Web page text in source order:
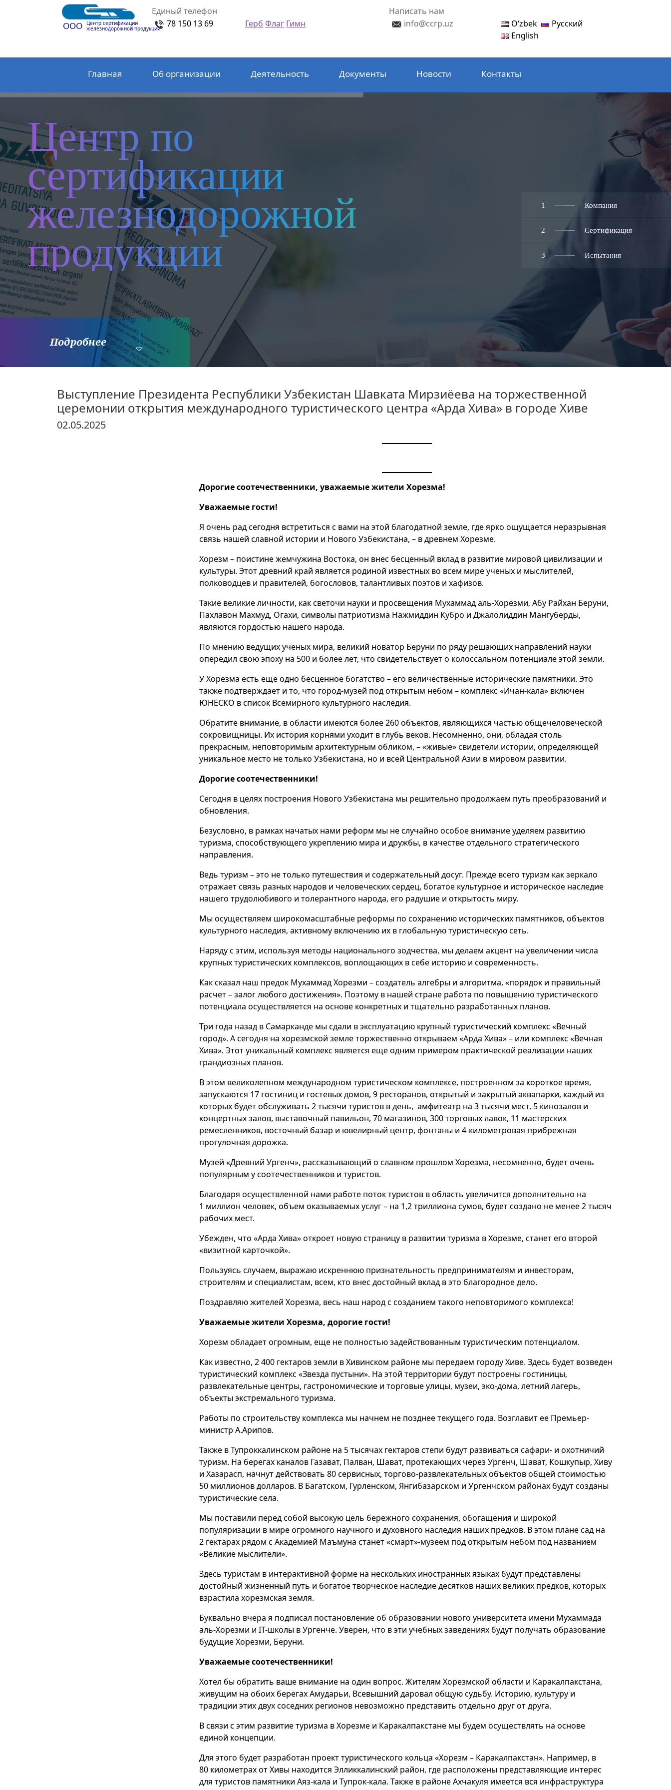
ООО Центр сертификации
железнодорожной продукции
Единый телефон
78 150 13 69
Герб Флаг Гимн
Написать нам
info@ccrp.uz
Oʻzbek
Русский
English
Главная Об организации Деятельность Документы Новости Контакты
1 Компания
2 Сертификация
3 Испытания
Центр по
сертификации
железнодорожной
продукции
Подробнее
Выступление Президента Республики Узбекистан Шавката Мирзиёева на торжественной
церемонии открытия международного туристического центра «Арда Хива» в городе Хиве
02.05.2025
Дорогие соотечественники, уважаемые жители Хорезма!
Уважаемые гости!
Я очень рад сегодня встретиться с вами на этой благодатной земле, где ярко ощущается неразрывная
связь нашей славной истории и Нового Узбекистана, – в древнем Хорезме.
Хорезм – поистине жемчужина Востока, он внес бесценный вклад в развитие мировой цивилизации и
культуры. Этот древний край является родиной известных во всем мире ученых и мыслителей,
полководцев и правителей, богословов, талантливых поэтов и хафизов.
Такие великие личности, как светочи науки и просвещения Мухаммад аль-Хорезми, Абу Райхан Беруни,
Пахлавон Махмуд, Огахи, символы патриотизма Нажмиддин Кубро и Джалолиддин Мангуберды,
являются гордостью нашего народа.
По мнению ведущих ученых мира, великий новатор Беруни по ряду решающих направлений науки
опередил свою эпоху на 500 и более лет, что свидетельствует о колоссальном потенциале этой земли.
У Хорезма есть еще одно бесценное богатство – его величественные исторические памятники. Это
также подтверждает и то, что город-музей под открытым небом – комплекс «Ичан-кала» включен
ЮНЕСКО в список Всемирного культурного наследия.
Обратите внимание, в области имеются более 260 объектов, являющихся частью общечеловеческой
сокровищницы. Их история корнями уходит в глубь веков. Несомненно, они, обладая столь
прекрасным, неповторимым архитектурным обликом, – «живые» свидетели истории, определяющей
уникальное место не только Узбекистана, но и всей Центральной Азии в мировом развитии.
Дорогие соотечественники!
Сегодня в целях построения Нового Узбекистана мы решительно продолжаем путь преобразований и
обновления.
Безусловно, в рамках начатых нами реформ мы не случайно особое внимание уделяем развитию
туризма, способствующего укреплению мира и дружбы, в качестве отдельного стратегического
направления.
Ведь туризм – это не только путешествия и содержательный досуг. Прежде всего туризм как зеркало
отражает связь разных народов и человеческих сердец, богатое культурное и историческое наследие
нашего трудолюбивого и толерантного народа, его радушие и открытость миру.
Мы осуществляем широкомасштабные реформы по сохранению исторических памятников, объектов
культурного наследия, активному включению их в глобальную туристическую сеть.
Наряду с этим, используя методы национального зодчества, мы делаем акцент на увеличении числа
крупных туристических комплексов, воплощающих в себе историю и современность.
Как сказал наш предок Мухаммад Хорезми – создатель алгебры и алгоритма, «порядок и правильный
расчет – залог любого достижения». Поэтому в нашей стране работа по повышению туристического
потенциала осуществляется на основе конкретных и тщательно разработанных планов.
Три года назад в Самарканде мы сдали в эксплуатацию крупный туристический комплекс «Вечный
город». А сегодня на хорезмской земле торжественно открываем «Арда Хива» – или комплекс «Вечная
Хива». Этот уникальный комплекс является еще одним примером практической реализации наших
грандиозных планов.
В этом великолепном международном туристическом комплексе, построенном за короткое время,
запускаются 17 гостиниц и гостевых домов, 9 ресторанов, открытый и закрытый аквапарки, каждый из
которых будет обслуживать 2 тысячи туристов в день, амфитеатр на 3 тысячи мест, 5 кинозалов и
концертных залов, выставочный павильон, 70 магазинов, 300 торговых лавок, 11 мастерских
ремесленников, восточный базар и ювелирный центр, фонтаны и 4-километровая прибрежная
прогулочная дорожка.
Музей «Древний Ургенч», рассказывающий о славном прошлом Хорезма, несомненно, будет очень
популярным у соотечественников и туристов.
Благодаря осуществленной нами работе поток туристов в область увеличится дополнительно на
1 миллион человек, объем оказываемых услуг – на 1,2 триллиона сумов, будет создано не менее 2 тысяч
рабочих мест.
Убежден, что «Арда Хива» откроет новую страницу в развитии туризма в Хорезме, станет его второй
«визитной карточкой».
Пользуясь случаем, выражаю искреннюю признательность предпринимателям и инвесторам,
строителям и специалистам, всем, кто внес достойный вклад в это благородное дело.
Поздравляю жителей Хорезма, весь наш народ с созданием такого неповторимого комплекса!
Уважаемые жители Хорезма, дорогие гости!
Хорезм обладает огромным, еще не полностью задействованным туристическим потенциалом.
Как известно, 2 400 гектаров земли в Хивинском районе мы передаем городу Хиве. Здесь будет возведен
туристический комплекс «Звезда пустыни». На этой территории будут построены гостиницы,
развлекательные центры, гастрономические и торговые улицы, музеи, эко-дома, летний лагерь,
объекты экстремального туризма.
Работы по строительству комплекса мы начнем не позднее текущего года. Возглавит ее Премьер-
министр А.Арипов.
Также в Тупроккалинском районе на 5 тысячах гектаров степи будут развиваться сафари- и охотничий
туризм. На берегах каналов Газават, Палван, Шават, протекающих через Ургенч, Шават, Кошкупыр, Хиву
и Хазарасп, начнут действовать 80 сервисных, торгово-развлекательных объектов общей стоимостью
50 миллионов долларов. В Багатском, Гурленском, Янгибазарском и Ургенчском районах будут созданы
туристические села.
Мы поставили перед собой высокую цель бережного сохранения, обогащения и широкой
популяризации в мире огромного научного и духовного наследия наших предков. В этом плане сад на
2 гектарах рядом с Академией Маъмуна станет «смарт»-музеем под открытым небом под названием
«Великие мыслители».
Здесь туристам в интерактивной форме на нескольких иностранных языках будут представлены
достойный жизненный путь и богатое творческое наследие десятков наших великих предков, которых
взрастила хорезмская земля.
Буквально вчера я подписал постановление об образовании нового университета имени Мухаммада
аль-Хорезми и IT-школы в Ургенче. Уверен, что в эти учебных заведениях будут получать образование
будущие Хорезми, Беруни.
Уважаемые соотечественники!
Хотел бы обратить ваше внимание на один вопрос. Жителям Хорезмской области и Каракалпакстана,
живущим на обоих берегах Амударьи, Всевышний даровал общую судьбу. Историю, культуру и
традиции этих двух соседних регионов невозможно представить отдельно друг от друга.
В связи с этим развитие туризма в Хорезме и Каракалпакстане мы будем осуществлять на основе
единой концепции.
Для этого будет разработан проект туристического кольца «Хорезм – Каракалпакстан». Например, в
80 километрах от Хивы находится Элликкалинский район, где расположены представляющие интерес
для туристов памятники Аяз-кала и Тупрок-кала. Также в районе Ахчакуля имеется вся инфраструктура